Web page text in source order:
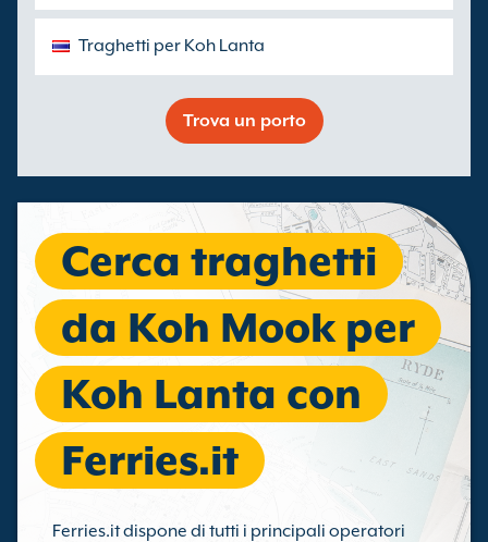
Traghetti per Koh Lanta
Trova un porto
Cerca traghetti
da Koh Mook per
Koh Lanta con
Ferries.it
Ferries.it dispone di tutti i principali operatori